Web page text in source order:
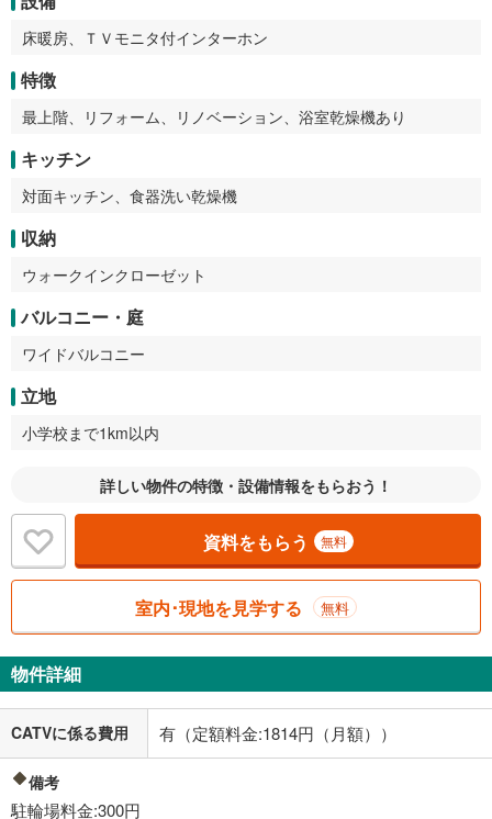
床暖房、ＴＶモニタ付インターホン
特徴
最上階、リフォーム、リノベーション、浴室乾燥機あり
キッチン
対面キッチン、食器洗い乾燥機
収納
ウォークインクローゼット
バルコニー・庭
ワイドバルコニー
立地
小学校まで1km以内
詳しい物件の特徴・設備情報をもらおう！
資料をもらう 無料
室内･現地を見学する 無料
物件詳細
CATVに係る費用 有（定額料金:1814円（月額））
備考
駐輪場料金:300円